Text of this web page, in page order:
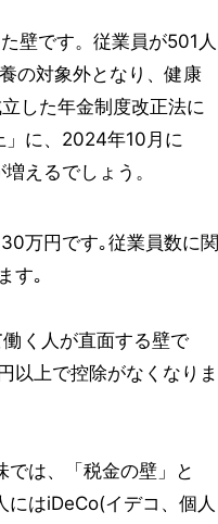
壁です。従業員が501人
の対象外となり、健康
した年金制度改正法に
」に、2024年10月に
えるでしょう。
万円です｡従業員数に関
す｡
く人が直面する壁で
以上で控除がなくなりま
では、「税金の壁」と
にはiDeCo(イデコ、個人